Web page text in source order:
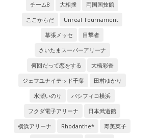
チーム8
大相撲
両国国技館
ここからだ
Unreal Tournament
幕張メッセ
目撃者
さいたまスーパーアリーナ
何回だって恋をする
大橋彩香
ジェフユナイテッド千葉
田村ゆかり
水瀬いのり
パシフィコ横浜
フクダ電子アリーナ
日本武道館
横浜アリーナ
Rhodanthe*
寿美菜子